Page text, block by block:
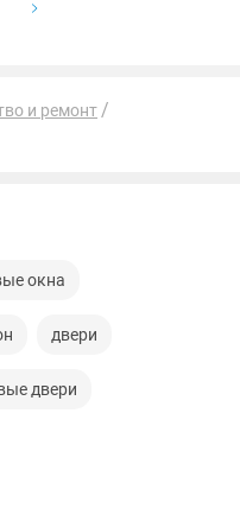
и ремонт
окна
двери
двери